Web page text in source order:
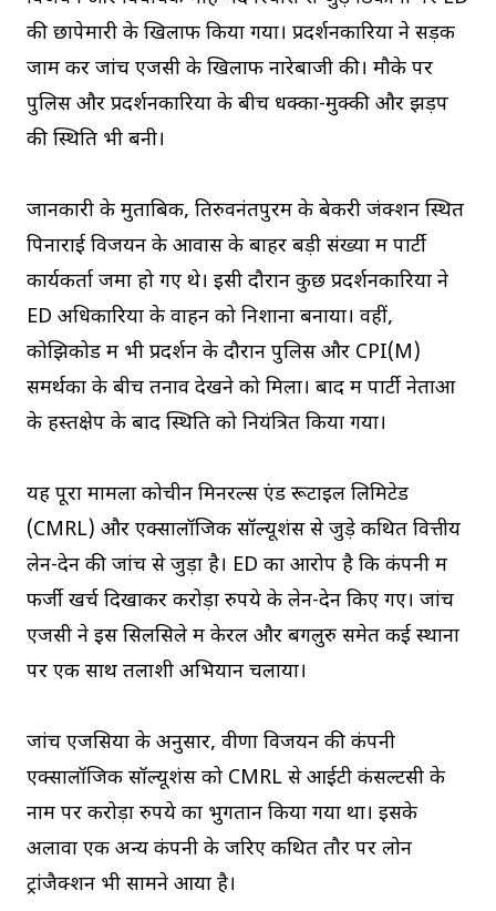
की छापेमारी के खिलाफ किया गया। प्रदर्शनकारियों ने सड़क
जाम कर जांच एजेंसी के खिलाफ नारेबाजी की। मौके पर
पुलिस और प्रदर्शनकारियों के बीच धक्का-मुक्की और झड़प
की स्थिति भी बनी।
जानकारी के मुताबिक, तिरुवनंतपुरम के बेकरी जंक्शन स्थित
पिनाराई विजयन के आवास के बाहर बड़ी संख्या में पार्टी
कार्यकर्ता जमा हो गए थे। इसी दौरान कुछ प्रदर्शनकारियों ने
ED अधिकारियों के वाहन को निशाना बनाया। वहीं,
कोझिकोड में भी प्रदर्शन के दौरान पुलिस और CPI(M)
समर्थकों के बीच तनाव देखने को मिला। बाद में पार्टी नेताओं
के हस्तक्षेप के बाद स्थिति को नियंत्रित किया गया।
यह पूरा मामला कोचीन मिनरल्स एंड रूटाइल लिमिटेड
(CMRL) और एक्सालॉजिक सॉल्यूशंस से जुड़े कथित वित्तीय
लेन-देन की जांच से जुड़ा है। ED का आरोप है कि कंपनी में
फर्जी खर्च दिखाकर करोड़ों रुपये के लेन-देन किए गए। जांच
एजेंसी ने इस सिलसिले में केरल और बेंगलुरु समेत कई स्थानों
पर एक साथ तलाशी अभियान चलाया।
जांच एजेंसियों के अनुसार, वीणा विजयन की कंपनी
एक्सालॉजिक सॉल्यूशंस को CMRL से आईटी कंसल्टेंसी के
नाम पर करोड़ों रुपये का भुगतान किया गया था। इसके
अलावा एक अन्य कंपनी के जरिए कथित तौर पर लोन
ट्रांजैक्शन भी सामने आया है।